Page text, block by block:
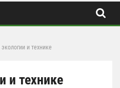
и технике
и технике